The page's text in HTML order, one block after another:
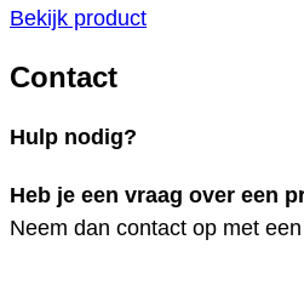
Bekijk product
Contact
Hulp nodig?
Heb je een vraag over een
Neem dan contact op met